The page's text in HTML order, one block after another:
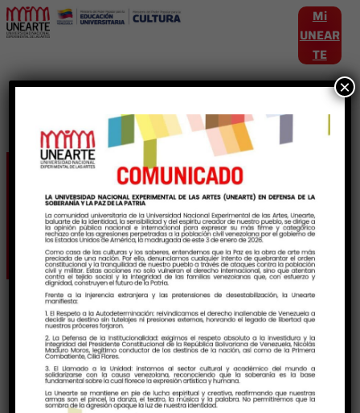
Mi
UNEAR
TE
Etiqueta:
ParticipacionEstudiantil
×